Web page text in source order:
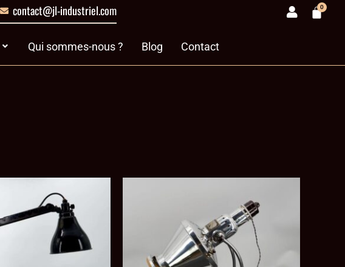
contact@jl-industriel.com 0
Ouvrir Curiosités & divers
Qui sommes-nous ? Blog Contact